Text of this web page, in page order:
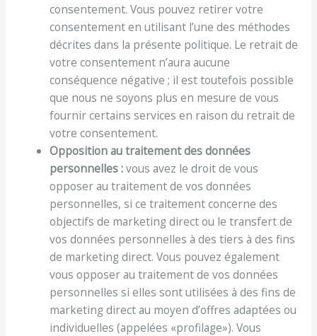
consentement. Vous pouvez retirer votre
consentement en utilisant l’une des méthodes
décrites dans la présente politique. Le retrait de
votre consentement n’aura aucune
conséquence négative ; il est toutefois possible
que nous ne soyons plus en mesure de vous
fournir certains services en raison du retrait de
votre consentement.
Opposition au traitement des données
personnelles :vous avez le droit de vous
opposer au traitement de vos données
personnelles, si ce traitement concerne des
objectifs de marketing direct ou le transfert de
vos données personnelles à des tiers à des fins
de marketing direct. Vous pouvez également
vous opposer au traitement de vos données
personnelles si elles sont utilisées à des fins de
marketing direct au moyen d’offres adaptées ou
individuelles (appelées «profilage»). Vous